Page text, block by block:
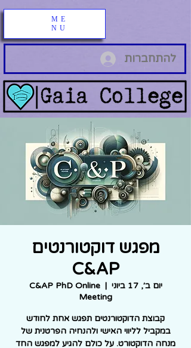
ME
NU
להתחברות
מפגש דוקטורנטים
C&AP
יום ב׳, 17 ביוני
  |
C&AP PhD Online
Meeting
קבוצת הדוקטורנטים תפגש אחת לחודש
במקביל לליווי האישי ולהנחיה הפרטנית של
מנחה הדוקטורט. על כולם להגיע למפגש החד